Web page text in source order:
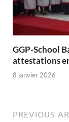
GGP-School
attestations
8 janvier 2026
PREVIOUS